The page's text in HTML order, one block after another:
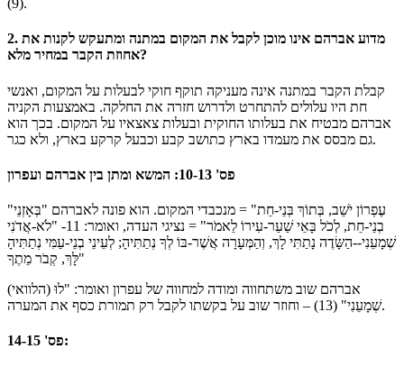
(9).
2. מדוע אברהם אינו מוכן לקבל את המקום במתנה ומתעקש לקנות את
אחוזת הקבר במחיר מלא?
קבלת הקבר במתנה אינה מעניקה תוקף חוקי לבעלות על המקום, ואנשי
חת היו עלולים להתחרט ולדרוש חזרה את החלקה. באמצעות הקניה
אברהם מבטיח את בעלותו החוקית ובעלות צאצאיו על המקום. בכך הוא
גם מבסס את מעמדו בארץ כתושב קבע וכבעל קרקע בארץ, ולא כגר.
פס' 10-13: המשא ומתן בין אברהם ועפרון
"עֶפְרוֹן יֹשֵׁב, בְּתוֹךְ בְּנֵי-חֵת" = מנכבדי המקום. הוא פונה לאברהם "בְּאָזְנֵי
בְנֵי-חֵת, לְכֹל בָּאֵי שַׁעַר-עִירוֹ לֵאמֹר" = נציגי העדה, ואומר: 11- "לֹא-אֲדֹנִי
שְׁמָעֵנִי--הַשָּׂדֶה נָתַתִּי לָךְ, וְהַמְּעָרָה אֲשֶׁר-בּוֹ לְךָ נְתַתִּיהָ; לְעֵינֵי בְנֵי-עַמִּי נְתַתִּיהָ
לָּךְ, קְבֹר מֵתֶךָ"
אברהם שוב משתחווה ומודה למחווה של עפרון ואומר: "לוּ (הלוואי)
שְׁמָעֵנִי" (13) – וחוזר שוב על בקשתו לקבל רק תמורת כסף את המערה.
פס' 14-15: